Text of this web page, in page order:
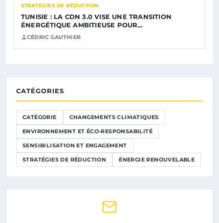
STRATÉGIES DE RÉDUCTION
TUNISIE : LA CDN 3.0 VISE UNE TRANSITION
ÉNERGÉTIQUE AMBITIEUSE POUR…
CÉDRIC GAUTHIER
CATÉGORIES
CATÉGORIE CHANGEMENTS CLIMATIQUES
ENVIRONNEMENT ET ÉCO-RESPONSABILITÉ
SENSIBILISATION ET ENGAGEMENT
STRATÉGIES DE RÉDUCTION ÉNERGIE RENOUVELABLE